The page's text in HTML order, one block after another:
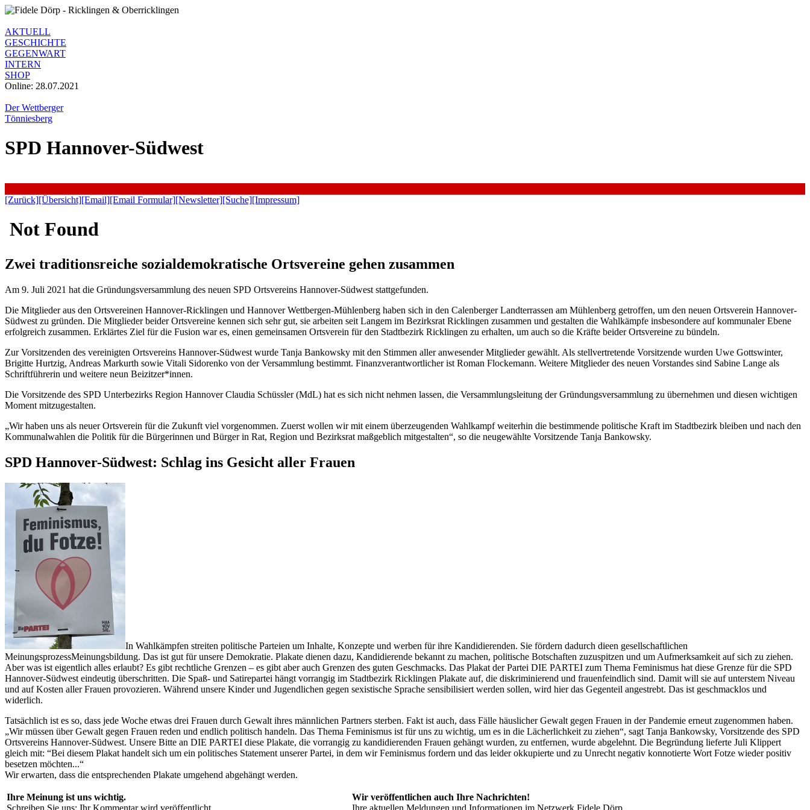
AKTUELL
GESCHICHTE
GEGENWART
INTERN
SHOP
Online: 28.07.2021
Der Wettberger
Tönniesberg
SPD Hannover-Südwest
[Zurück][Übersicht][Email][Email Formular][Newsletter][Suche][Impressum]
Zwei traditionsreiche sozialdemokratische Ortsvereine gehen zusammen
Am 9. Juli 2021 hat die Gründungsversammlung des neuen SPD Ortsvereins Hannover-Südwest stattgefunden.
Die Mitglieder aus den Ortsvereinen Hannover-Ricklingen und Hannover Wettbergen-Mühlenberg haben sich in den Calenberger Landterrassen am Mühlenberg getroffen, um den neuen Ortsverein Hannover-
Südwest zu gründen. Die Mitglieder beider Ortsvereine kennen sich sehr gut, sie arbeiten seit Langem im Bezirksrat Ricklingen zusammen und gestalten die Wahlkämpfe insbesondere auf kommunaler Ebene
erfolgreich zusammen. Erklärtes Ziel für die Fusion war es, einen gemeinsamen Ortsverein für den Stadtbezirk Ricklingen zu erhalten, um auch so die Kräfte beider Ortsvereine zu bündeln.
Zur Vorsitzenden des vereinigten Ortsvereins Hannover-Südwest wurde Tanja Bankowsky mit den Stimmen aller anwesender Mitglieder gewählt. Als stellvertretende Vorsitzende wurden Uwe Gottswinter,
Brigitte Hurtzig, Andreas Markurth sowie Vitali Sidorenko von der Versammlung bestimmt. Finanzverantwortlicher ist Roman Flockemann. Weitere Mitglieder des neuen Vorstandes sind Sabine Lange als
Schriftführerin und weitere neun Beizitzer*innen.
Die Vorsitzende des SPD Unterbezirks Region Hannover Claudia Schüssler (MdL) hat es sich nicht nehmen lassen, die Versammlungsleitung der Gründungsversammlung zu übernehmen und diesen wichtigen
Moment mitzugestalten.
„Wir haben uns als neuer Ortsverein für die Zukunft viel vorgenommen. Zuerst wollen wir mit einem überzeugenden Wahlkampf weiterhin die bestimmende politische Kraft im Stadtbezirk bleiben und nach den
Kommunalwahlen die Politik für die Bürgerinnen und Bürger in Rat, Region und Bezirksrat maßgeblich mitgestalten“, so die neugewählte Vorsitzende Tanja Bankowsky.
SPD Hannover-Südwest: Schlag ins Gesicht aller Frauen
In Wahlkämpfen streiten politische Parteien um Inhalte, Konzepte und werben für ihre Kandidierenden. Sie fördern dadurch dieen gesellschaftlichen
MeinungsprozessMeinungsbildung. Das ist gut für unsere Demokratie. Plakate dienen dazu, Kandidierende bekannt zu machen, politische Botschaften zuzuspitzen und um Aufmerksamkeit auf sich zu ziehen.
Aber was ist eigentlich alles erlaubt? Es gibt rechtliche Grenzen – es gibt aber auch Grenzen des guten Geschmacks. Das Plakat der Partei DIE PARTEI zum Thema Feminismus hat diese Grenze für die SPD
Hannover-Südwest eindeutig überschritten. Die Spaß- und Satirepartei hängt vorrangig im Stadtbezirk Ricklingen Plakate auf, die diskriminierend und frauenfeindlich sind. Damit will sie auf unterstem Niveau
und auf Kosten aller Frauen provozieren. Während unsere Kinder und Jugendlichen gegen sexistische Sprache sensibilisiert werden sollen, wird hier das Gegenteil angestrebt. Das ist geschmacklos und
widerlich.
Tatsächlich ist es so, dass jede Woche etwas drei Frauen durch Gewalt ihres männlichen Partners sterben. Fakt ist auch, dass Fälle häuslicher Gewalt gegen Frauen in der Pandemie erneut zugenommen haben.
„Wir müssen über Gewalt gegen Frauen reden und endlich politisch handeln. Das Thema Feminismus ist für uns zu wichtig, um es in die Lächerlichkeit zu ziehen“, sagt Tanja Bankowsky, Vorsitzende des SPD
Ortsvereins Hannover-Südwest. Unsere Bitte an DIE PARTEI diese Plakate, die vorrangig zu kandidierenden Frauen gehängt wurden, zu entfernen, wurde abgelehnt. Die Begründung lieferte Juli Klippert
gleich mit: “Bei diesem Plakat handelt sich um ein politisches Statement unserer Partei, in dem wir Feminismus fordern und das leider okkupierte und zu Unrecht negativ konnotierte Wort Fotze wieder positiv
besetzen möchten...“
Wir erwarten, dass die entsprechenden Plakate umgehend abgehängt werden.
Ihre Meinung ist uns wichtig.
Schreiben Sie uns: Ihr Kommentar wird veröffentlicht.
Wir veröffentlichen auch Ihre Nachrichten!
Ihre aktuellen Meldungen und Informationen im Netzwerk Fidele Dörp.